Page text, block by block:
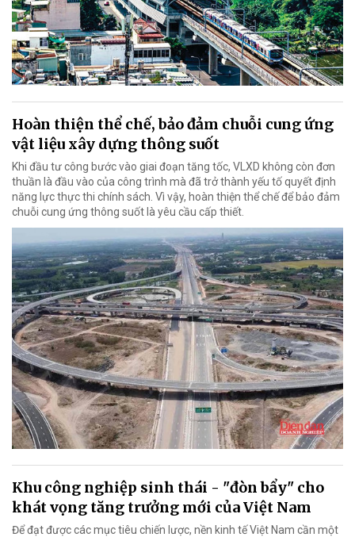
Hoàn thiện thể chế, bảo đảm chuỗi cung ứng
vật liệu xây dựng thông suốt
Khi đầu tư công bước vào giai đoạn tăng tốc, VLXD không còn đơn
thuần là đầu vào của công trình mà đã trở thành yếu tố quyết định
năng lực thực thi chính sách. Vì vậy, hoàn thiện thể chế để bảo đảm
chuỗi cung ứng thông suốt là yêu cầu cấp thiết.
Khu công nghiệp sinh thái - "đòn bẩy" cho
khát vọng tăng trưởng mới của Việt Nam
Để đạt được các mục tiêu chiến lược, nền kinh tế Việt Nam cần một